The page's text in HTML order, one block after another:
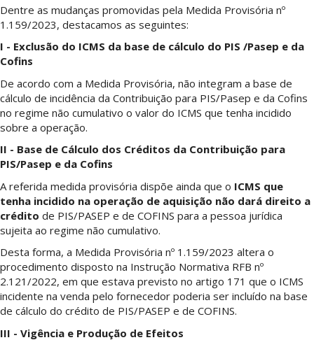
Dentre as mudanças promovidas pela Medida Provisória nº
1.159/2023, destacamos as seguintes:
I - Exclusão do ICMS da base de cálculo do PIS /Pasep e da
Cofins
De acordo com a Medida Provisória, não integram a base de
cálculo de incidência da Contribuição para PIS/Pasep e da Cofins
no regime não cumulativo o valor do ICMS que tenha incidido
sobre a operação.
II - Base de Cálculo dos Créditos da Contribuição para
PIS/Pasep e da Cofins
A referida medida provisória dispõe ainda que o ICMS que
tenha incidido na operação de aquisição não dará direito a
crédito de PIS/PASEP e de COFINS para a pessoa jurídica
sujeita ao regime não cumulativo.
Desta forma, a Medida Provisória nº 1.159/2023 altera o
procedimento disposto na Instrução Normativa RFB nº
2.121/2022, em que estava previsto no artigo 171 que o ICMS
incidente na venda pelo fornecedor poderia ser incluído na base
de cálculo do crédito de PIS/PASEP e de COFINS.
III - Vigência e Produção de Efeitos